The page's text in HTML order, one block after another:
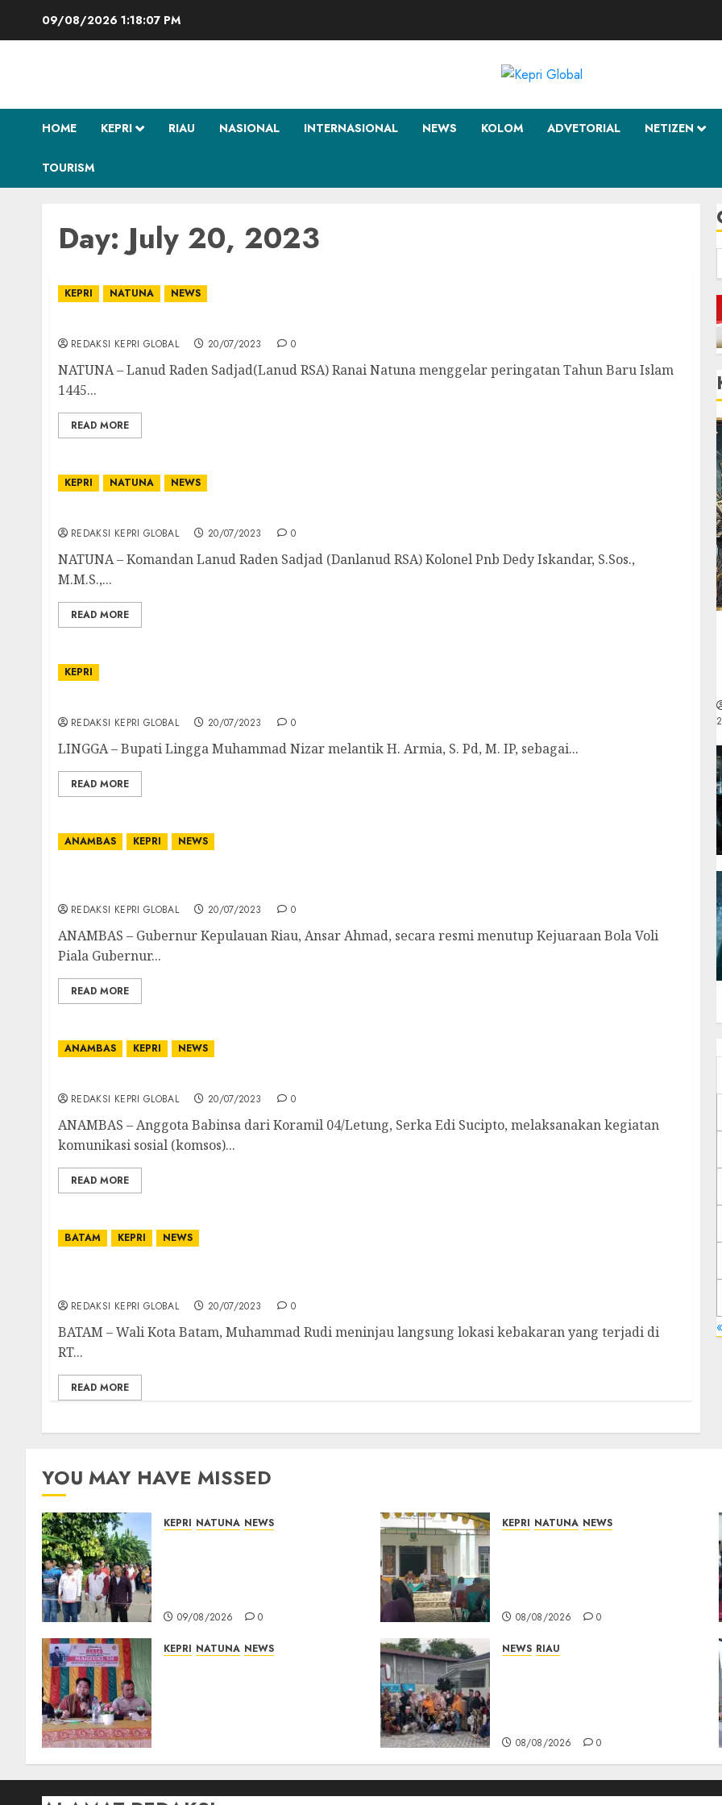
09/08/2026 1:18:07 PM
HOME KEPRI RIAU NASIONAL INTERNASIONAL NEWS KOLOM ADVETORIAL NETIZEN
TOURISM
Day:July 20, 2023
KEPRI NATUNA NEWS
REDAKSI KEPRI GLOBAL 20/07/2023 0
NATUNA – Lanud Raden Sadjad(Lanud RSA) Ranai Natuna menggelar peringatan Tahun Baru Islam
1445...
READ MORE
KEPRI NATUNA NEWS
REDAKSI KEPRI GLOBAL 20/07/2023 0
NATUNA – Komandan Lanud Raden Sadjad (Danlanud RSA) Kolonel Pnb Dedy Iskandar, S.Sos.,
M.M.S.,...
READ MORE
KEPRI
REDAKSI KEPRI GLOBAL 20/07/2023 0
LINGGA – Bupati Lingga Muhammad Nizar melantik H. Armia, S. Pd, M. IP, sebagai...
READ MORE
ANAMBAS KEPRI NEWS
REDAKSI KEPRI GLOBAL 20/07/2023 0
ANAMBAS – Gubernur Kepulauan Riau, Ansar Ahmad, secara resmi menutup Kejuaraan Bola Voli
Piala Gubernur...
READ MORE
ANAMBAS KEPRI NEWS
REDAKSI KEPRI GLOBAL 20/07/2023 0
ANAMBAS – Anggota Babinsa dari Koramil 04/Letung, Serka Edi Sucipto, melaksanakan kegiatan
komunikasi sosial (komsos)...
READ MORE
BATAM KEPRI NEWS
REDAKSI KEPRI GLOBAL 20/07/2023 0
BATAM – Wali Kota Batam, Muhammad Rudi meninjau langsung lokasi kebakaran yang terjadi di
RT...
READ MORE
YOU MAY HAVE MISSED
KEPRI NATUNA NEWS
09/08/2026 0
KEPRI NATUNA NEWS
08/08/2026 0
KEPRI NATUNA NEWS
08/08/2026 0
NEWS RIAU
08/08/2026 0